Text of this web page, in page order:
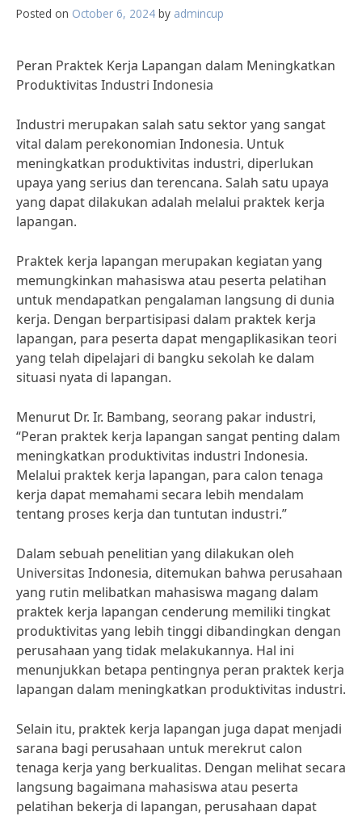
Posted on October 6, 2024 by admincup
Peran Praktek Kerja Lapangan dalam Meningkatkan
Produktivitas Industri Indonesia
Industri merupakan salah satu sektor yang sangat
vital dalam perekonomian Indonesia. Untuk
meningkatkan produktivitas industri, diperlukan
upaya yang serius dan terencana. Salah satu upaya
yang dapat dilakukan adalah melalui praktek kerja
lapangan.
Praktek kerja lapangan merupakan kegiatan yang
memungkinkan mahasiswa atau peserta pelatihan
untuk mendapatkan pengalaman langsung di dunia
kerja. Dengan berpartisipasi dalam praktek kerja
lapangan, para peserta dapat mengaplikasikan teori
yang telah dipelajari di bangku sekolah ke dalam
situasi nyata di lapangan.
Menurut Dr. Ir. Bambang, seorang pakar industri,
“Peran praktek kerja lapangan sangat penting dalam
meningkatkan produktivitas industri Indonesia.
Melalui praktek kerja lapangan, para calon tenaga
kerja dapat memahami secara lebih mendalam
tentang proses kerja dan tuntutan industri.”
Dalam sebuah penelitian yang dilakukan oleh
Universitas Indonesia, ditemukan bahwa perusahaan
yang rutin melibatkan mahasiswa magang dalam
praktek kerja lapangan cenderung memiliki tingkat
produktivitas yang lebih tinggi dibandingkan dengan
perusahaan yang tidak melakukannya. Hal ini
menunjukkan betapa pentingnya peran praktek kerja
lapangan dalam meningkatkan produktivitas industri.
Selain itu, praktek kerja lapangan juga dapat menjadi
sarana bagi perusahaan untuk merekrut calon
tenaga kerja yang berkualitas. Dengan melihat secara
langsung bagaimana mahasiswa atau peserta
pelatihan bekerja di lapangan, perusahaan dapat